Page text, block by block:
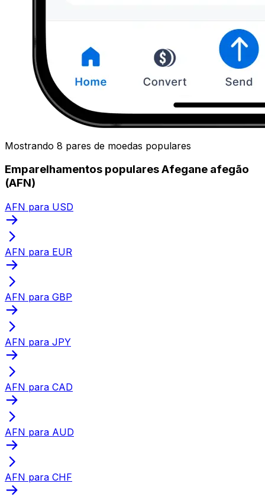
Mostrando 8 pares de moedas populares
Emparelhamentos populares Afegane afegão
(AFN)
AFN para USD
AFN para EUR
AFN para GBP
AFN para JPY
AFN para CAD
AFN para AUD
AFN para CHF